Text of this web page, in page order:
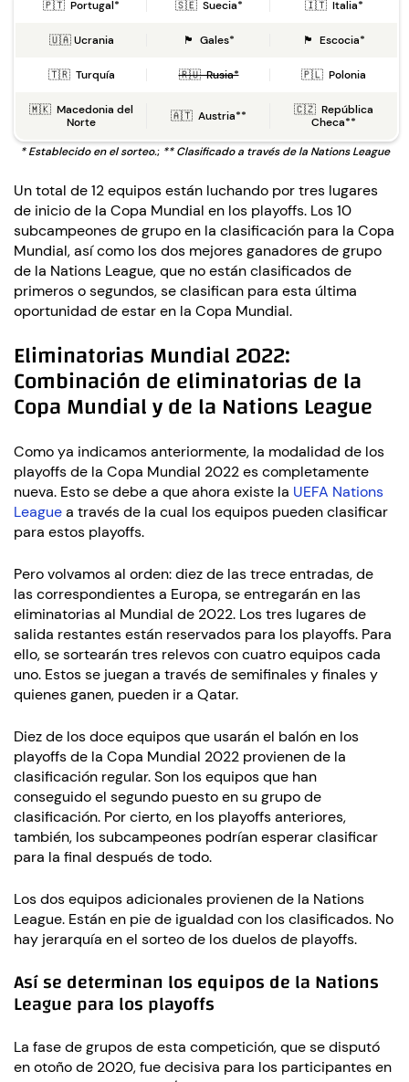
🇵🇹 Portugal* 🇸🇪 Suecia* 🇮🇹 Italia*
🇺🇦 Ucrania 🏴󠁧󠁢󠁷󠁬󠁳󠁿 Gales* 🏴󠁧󠁢󠁳󠁣󠁴󠁿 Escocia*
🇹🇷 Turquía 🇷🇺 Rusia* 🇵🇱 Polonia
🇲🇰 Macedonia del
Norte
🇦🇹 Austria**
🇨🇿 República
Checa**
* Establecido en el sorteo.; ** Clasificado a través de la Nations League
Un total de 12 equipos están luchando por tres lugares
de inicio de la Copa Mundial en los playoffs. Los 10
subcampeones de grupo en la clasificación para la Copa
Mundial, así como los dos mejores ganadores de grupo
de la Nations League, que no están clasificados de
primeros o segundos, se clasifican para esta última
oportunidad de estar en la Copa Mundial.
Eliminatorias Mundial 2022:
Combinación de eliminatorias de la
Copa Mundial y de la Nations League
Como ya indicamos anteriormente, la modalidad de los
playoffs de la Copa Mundial 2022 es completamente
nueva. Esto se debe a que ahora existe la UEFA Nations
Leaguea través de la cual los equipos pueden clasificar
para estos playoffs.
Pero volvamos al orden: diez de las trece entradas, de
las correspondientes a Europa, se entregarán en las
eliminatorias al Mundial de 2022. Los tres lugares de
salida restantes están reservados para los playoffs. Para
ello, se sortearán tres relevos con cuatro equipos cada
uno. Estos se juegan a través de semifinales y finales y
quienes ganen, pueden ir a Qatar.
Diez de los doce equipos que usarán el balón en los
playoffs de la Copa Mundial 2022 provienen de la
clasificación regular. Son los equipos que han
conseguido el segundo puesto en su grupo de
clasificación. Por cierto, en los playoffs anteriores,
también, los subcampeones podrían esperar clasificar
para la final después de todo.
Los dos equipos adicionales provienen de la Nations
League. Están en pie de igualdad con los clasificados. No
hay jerarquía en el sorteo de los duelos de playoffs.
Así se determinan los equipos de la Nations
League para los playoffs
La fase de grupos de esta competición, que se disputó
en otoño de 2020, fue decisiva para los participantes en